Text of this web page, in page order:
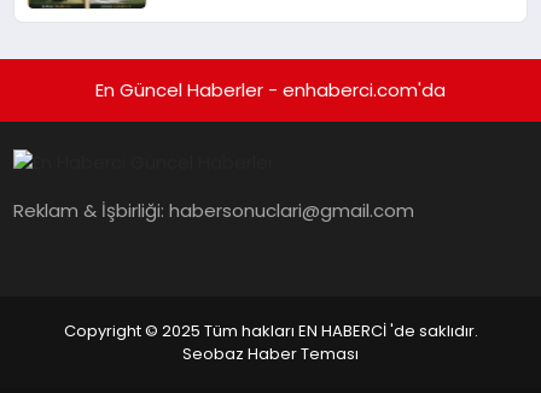
En Güncel Haberler - enhaberci.com'da
Reklam & İşbirliği:habersonuclari@gmail.com
Copyright © 2025 Tüm hakları EN HABERCİ 'de saklıdır.
Seobaz Haber Teması